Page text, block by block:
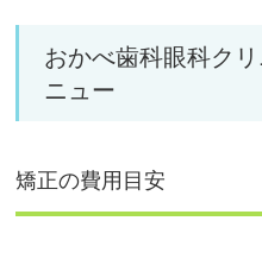
おかべ歯科眼科ク
ニュー
矯正の費用目安